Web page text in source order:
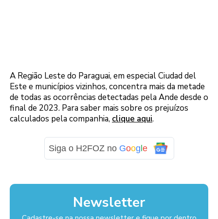
A Região Leste do Paraguai, em especial Ciudad del
Este e municípios vizinhos, concentra mais da metade
de todas as ocorrências detectadas pela Ande desde o
final de 2023. Para saber mais sobre os prejuízos
calculados pela companhia, clique aqui.
Siga o H2FOZ no Google
Newsletter